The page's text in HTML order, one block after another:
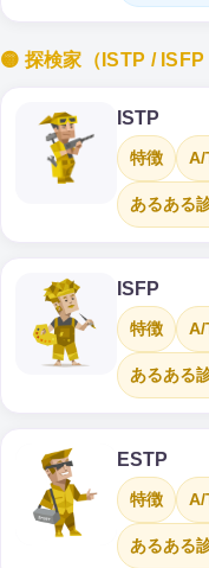
🟡 探検家（ISTP / ISFP
ISTP
特徴 A/
あるある
ISFP
特徴 A/
あるある
ESTP
特徴 A/
あるある